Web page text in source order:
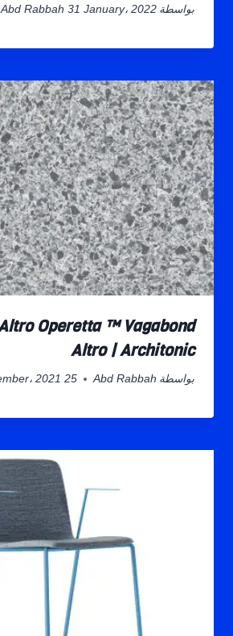
بواسطة Abd Rabbah 31 January، 2022
Altro | Architonic
بواسطة Abd Rabbah 25 December، 2021